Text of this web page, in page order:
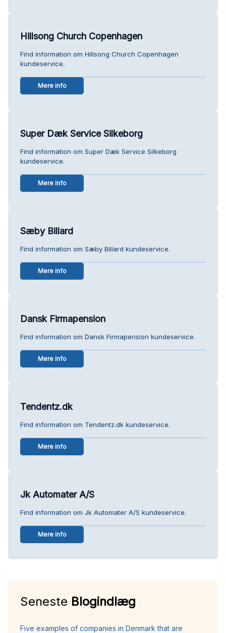
Hillsong Church Copenhagen
Find information om Hillsong Church Copenhagen
kundeservice.
Mere info
Super Dæk Service Silkeborg
Find information om Super Dæk Service Silkeborg
kundeservice.
Mere info
Sæby Billard
Find information om Sæby Billard kundeservice.
Mere info
Dansk Firmapension
Find information om Dansk Firmapension kundeservice.
Mere info
Tendentz.dk
Find information om Tendentz.dk kundeservice.
Mere info
Jk Automater A/S
Find information om Jk Automater A/S kundeservice.
Mere info
Seneste Blogindlæg
Five examples of companies in Denmark that are